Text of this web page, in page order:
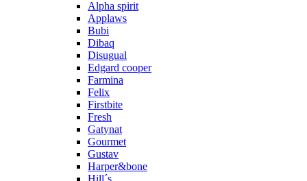
Alpha spirit
Applaws
Bubi
Dibaq
Disugual
Edgard cooper
Farmina
Felix
Firstbite
Fresh
Gatynat
Gourmet
Gustav
Harper&bone